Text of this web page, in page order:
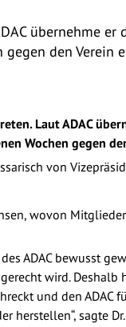
übernehme
den Verein
Laut ADAC
Wochen gegen
von
wovon
ADAC bewusst
wird.
und den
herstellen“, sagte